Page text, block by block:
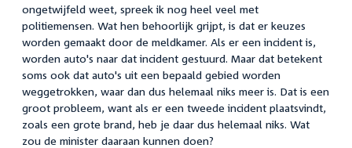
ongetwijfeld weet, spreek ik nog heel veel met
politiemensen. Wat hen behoorlijk grijpt, is dat er keuzes
worden gemaakt door de meldkamer. Als er een incident is,
worden auto's naar dat incident gestuurd. Maar dat betekent
soms ook dat auto's uit een bepaald gebied worden
weggetrokken, waar dan dus helemaal niks meer is. Dat is een
groot probleem, want als er een tweede incident plaatsvindt,
zoals een grote brand, heb je daar dus helemaal niks. Wat
zou de minister daaraan kunnen doen?